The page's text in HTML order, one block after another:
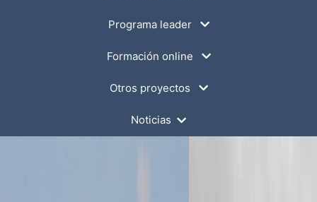
Programa leader
Formación online
Otros proyectos
Noticias